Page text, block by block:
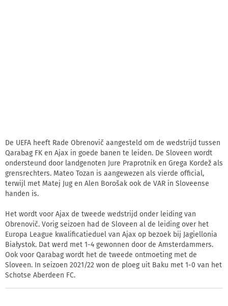
De UEFA heeft Rade Obrenovič aangesteld om de wedstrijd tussen
Qarabag FK en Ajax in goede banen te leiden. De Sloveen wordt
ondersteund door landgenoten Jure Praprotnik en Grega Kordež als
grensrechters. Mateo Tozan is aangewezen als vierde official,
terwijl met Matej Jug en Alen Borošak ook de VAR in Sloveense
handen is.
Het wordt voor Ajax de tweede wedstrijd onder leiding van
Obrenovič. Vorig seizoen had de Sloveen al de leiding over het
Europa League kwalificatieduel van Ajax op bezoek bij Jagiellonia
Białystok. Dat werd met 1-4 gewonnen door de Amsterdammers.
Ook voor Qarabag wordt het de tweede ontmoeting met de
Sloveen. In seizoen 2021/22 won de ploeg uit Baku met 1-0 van het
Schotse Aberdeen FC.